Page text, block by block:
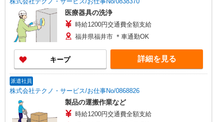
医療器具の洗浄
時給1200円交通費全額支給
福井県福井市 ＊車通勤OK
キープ 詳細を見る
派遣社員
株式会社テクノ・サービス/お仕事No/0868826
製品の運搬作業など
時給1200円交通費全額支給